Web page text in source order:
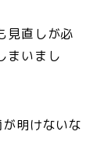
見直しが必
まいまし
明けないな